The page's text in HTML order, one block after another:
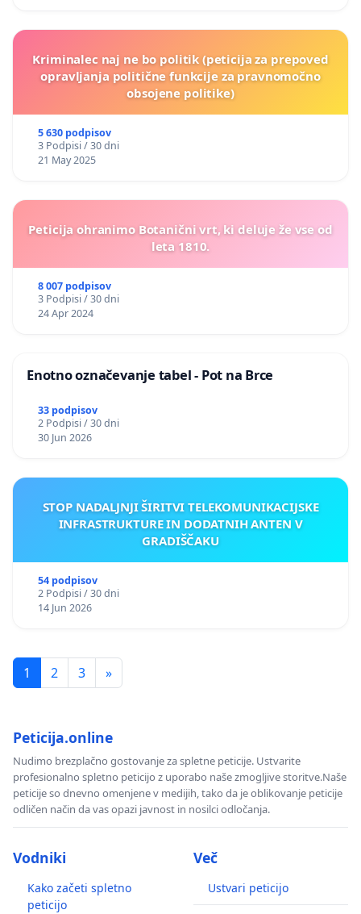
Kriminalec naj ne bo politik (peticija za prepoved
opravljanja politične funkcije za pravnomočno
obsojene politike)
5 630 podpisov
3 Podpisi / 30 dni
21 May 2025
Peticija ohranimo Botanični vrt, ki deluje že vse od
leta 1810.
8 007 podpisov
3 Podpisi / 30 dni
24 Apr 2024
Enotno označevanje tabel - Pot na Brce
33 podpisov
2 Podpisi / 30 dni
30 Jun 2026
STOP NADALJNJI ŠIRITVI TELEKOMUNIKACIJSKE
INFRASTRUKTURE IN DODATNIH ANTEN V
GRADIŠČAKU
54 podpisov
2 Podpisi / 30 dni
14 Jun 2026
1 2 3 »
Peticija.online
Nudimo brezplačno gostovanje za spletne peticije. Ustvarite
profesionalno spletno peticijo z uporabo naše zmogljive storitve.Naše
peticije so dnevno omenjene v medijih, tako da je oblikovanje peticije
odličen način da vas opazi javnost in nosilci odločanja.
Vodniki
Kako začeti spletno
peticijo
Več
Ustvari peticijo